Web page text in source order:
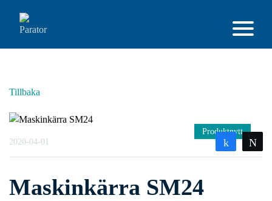
Tillbaka
Produktnytt
2020-04-01
Share
Maskinkärra SM24